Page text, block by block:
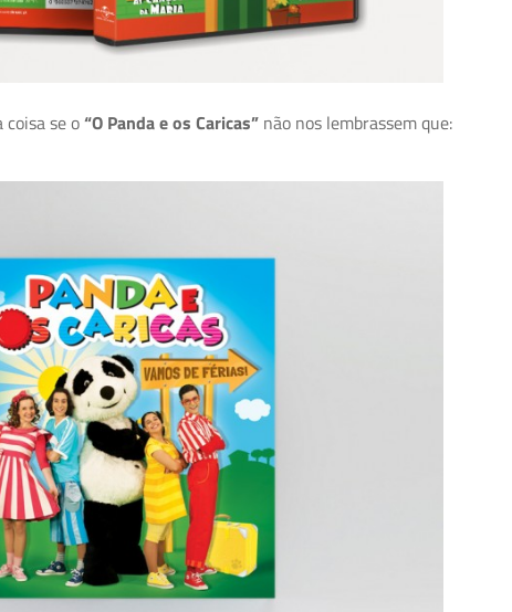
coisa se o“O Panda e os Caricas” não nos lembrassem que: